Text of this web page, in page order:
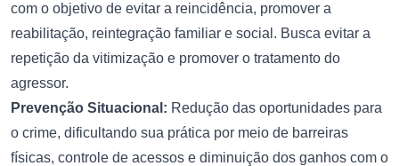
com o objetivo de evitar a reincidência, promover a
reabilitação, reintegração familiar e social. Busca evitar a
repetição da vitimização e promover o tratamento do
agressor.
Prevenção Situacional: Redução das oportunidades para
o crime, dificultando sua prática por meio de barreiras
físicas, controle de acessos e diminuição dos ganhos com o